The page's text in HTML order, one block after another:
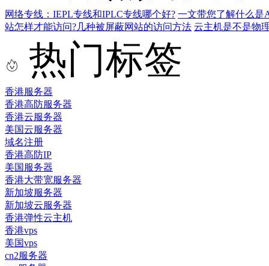
网络专线：IEPL专线和IPLC专线哪个好? 一文带您了解什么是
站怎样才能访问?几种被屏蔽网站的访问方法 云主机是不是物
热门标签
香港服务器
香港高防服务器
香港云服务器
美国云服务器
域名注册
香港高防IP
美国服务器
香港大带宽服务器
新加坡服务器
新加坡云服务器
香港弹性云主机
香港vps
美国vps
cn2服务器